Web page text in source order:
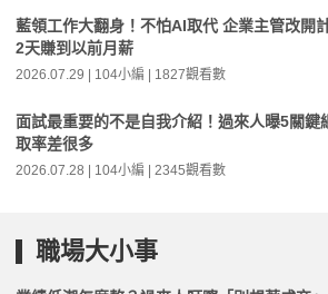
藍領工作大翻身！不怕AI取代 企業主管改開
2天賺到以前月薪
2026.07.29 | 104小編 | 1827觀看數
面試最重要的不是自我介紹！過來人曝5關鍵
取率差很多
2026.07.28 | 104小編 | 2345觀看數
職場大小事